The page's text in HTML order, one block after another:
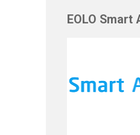
EOLO Smart